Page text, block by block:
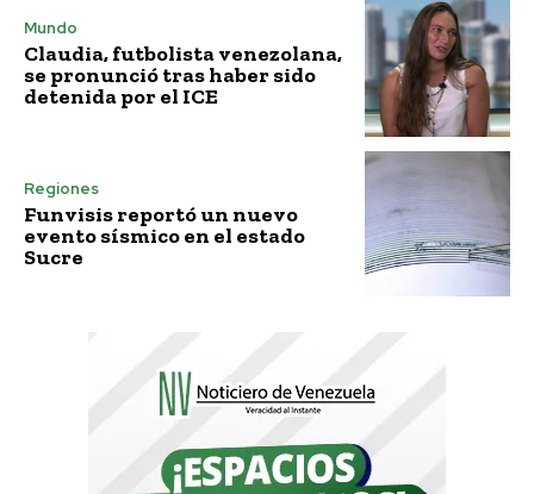
Mundo
Claudia, futbolista venezolana,
se pronunció tras haber sido
detenida por el ICE
Regiones
Funvisis reportó un nuevo
evento sísmico en el estado
Sucre